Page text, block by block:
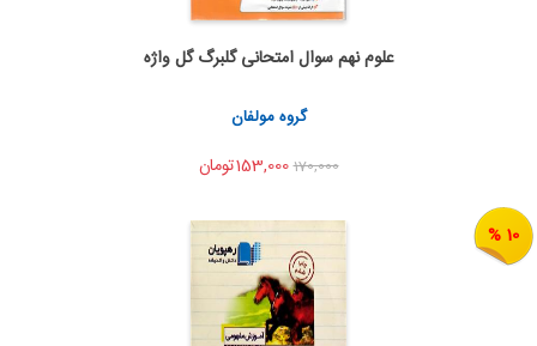
به من اطلاع بده
اشتراک گذاری
علوم نهم سوال امتحانی گلبرگ گل واژه
گروه مولفان
170,000153,000تومان
10 %